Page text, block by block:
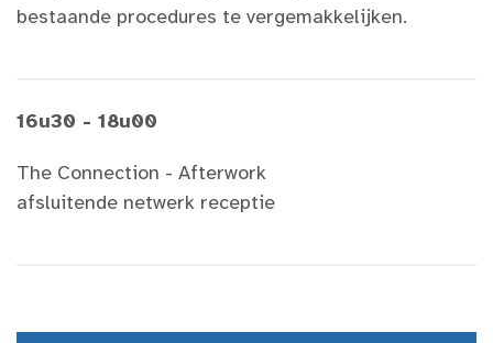
bestaande procedures te vergemakkelijken.
16u30 - 18u00
The Connection - Afterwork
afsluitende netwerk receptie